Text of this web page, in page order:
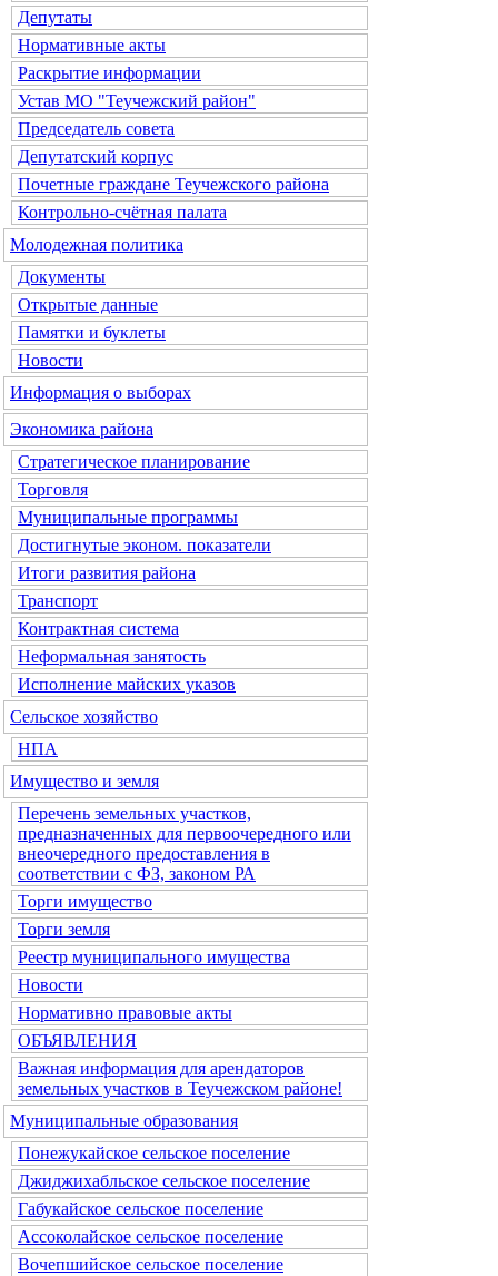
Депутаты
Нормативные акты
Раскрытие информации
Устав МО "Теучежский район"
Председатель совета
Депутатский корпус
Почетные граждане Теучежского района
Контрольно-счётная палата
Молодежная политика
Документы
Открытые данные
Памятки и буклеты
Новости
Информация о выборах
Экономика района
Стратегическое планирование
Торговля
Муниципальные программы
Достигнутые эконом. показатели
Итоги развития района
Транспорт
Контрактная система
Неформальная занятость
Исполнение майских указов
Сельское хозяйство
НПА
Имущество и земля
Перечень земельных участков,
предназначенных для первоочередного или
внеочередного предоставления в
соответствии с ФЗ, законом РА
Торги имущество
Торги земля
Реестр муниципального имущества
Новости
Нормативно правовые акты
ОБЪЯВЛЕНИЯ
Важная информация для арендаторов
земельных участков в Теучежском районе!
Муниципальные образования
Понежукайское сельское поселение
Джиджихабльское сельское поселение
Габукайское сельское поселение
Ассоколайское сельское поселение
Вочепшийское сельское поселение